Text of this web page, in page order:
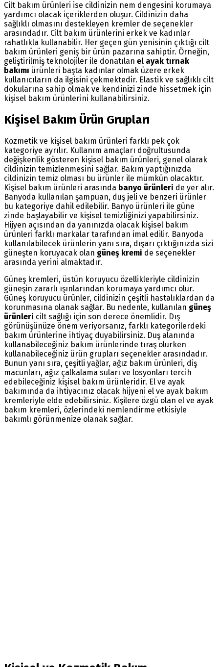
Cilt bakım ürünleri ise cildinizin nem dengesini korumaya
yardımcı olacak içeriklerden oluşur. Cildinizin daha
sağlıklı olmasını destekleyen kremler de seçenekler
arasındadır. Cilt bakım ürünlerini erkek ve kadınlar
rahatlıkla kullanabilir. Her geçen gün yenisinin çıktığı cilt
bakım ürünleri geniş bir ürün pazarına sahiptir. Örneğin,
geliştirilmiş teknolojiler ile donatılan el ayak tırnak
bakımı ürünleri başta kadınlar olmak üzere erkek
kullanıcıların da ilgisini çekmektedir. Elastik ve sağlıklı cilt
dokularına sahip olmak ve kendinizi zinde hissetmek için
kişisel bakım ürünlerini kullanabilirsiniz.
Kişisel Bakım Ürün Grupları
Kozmetik ve kişisel bakım ürünleri farklı pek çok
kategoriye ayrılır. Kullanım amaçları doğrultusunda
değişkenlik gösteren kişisel bakım ürünleri, genel olarak
cildinizin temizlenmesini sağlar. Bakım yaptığınızda
cildinizin temiz olması bu ürünler ile mümkün olacaktır.
Kişisel bakım ürünleri arasında banyo ürünleri de yer alır.
Banyoda kullanılan şampuan, duş jeli ve benzeri ürünler
bu kategoriye dahil edilebilir. Banyo ürünleri ile güne
zinde başlayabilir ve kişisel temizliğinizi yapabilirsiniz.
Hijyen açısından da yanınızda olacak kişisel bakım
ürünleri farklı markalar tarafından imal edilir. Banyoda
kullanılabilecek ürünlerin yanı sıra, dışarı çıktığınızda sizi
güneşten koruyacak olan güneş kremi de seçenekler
arasında yerini almaktadır.
Güneş kremleri, üstün koruyucu özellikleriyle cildinizin
güneşin zararlı ışınlarından korumaya yardımcı olur.
Güneş koruyucu ürünler, cildinizin çeşitli hastalıklardan da
korunmasına olanak sağlar. Bu nedenle, kullanılan güneş
ürünleri cilt sağlığı için son derece önemlidir. Dış
görünüşünüze önem veriyorsanız, farklı kategorilerdeki
bakım ürünlerine ihtiyaç duyabilirsiniz. Duş alanında
kullanabileceğiniz bakım ürünlerinde tıraş olurken
kullanabileceğiniz ürün grupları seçenekler arasındadır.
Bunun yanı sıra, çeşitli yağlar, ağız bakım ürünleri, diş
macunları, ağız çalkalama suları ve losyonları tercih
edebileceğiniz kişisel bakım ürünleridir. El ve ayak
bakımında da ihtiyacınız olacak hijyeni el ve ayak bakım
kremleriyle elde edebilirsiniz. Kişilere özgü olan el ve ayak
bakım kremleri, özlerindeki nemlendirme etkisiyle
bakımlı görünmenize olanak sağlar.